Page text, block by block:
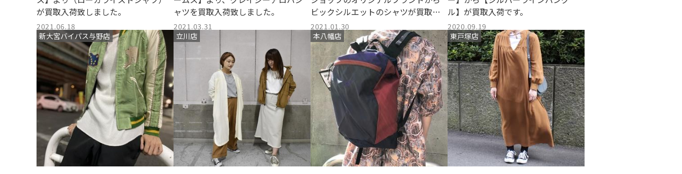
が買取入荷致しました。
2021.06.18
ャツを買取入荷致しました。
2021.03.31
ビックシルエットのシャツが買取入
荷しました♪
2021.01.30
ル】が買取入荷です。
2020.09.19
新大宮バイパス与野店
立川店 本八幡店 東戸塚店